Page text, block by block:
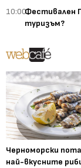
10:00Фестивален
туризъм?
Черноморски
най-вкусните